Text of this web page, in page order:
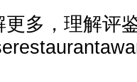
更多，理解评